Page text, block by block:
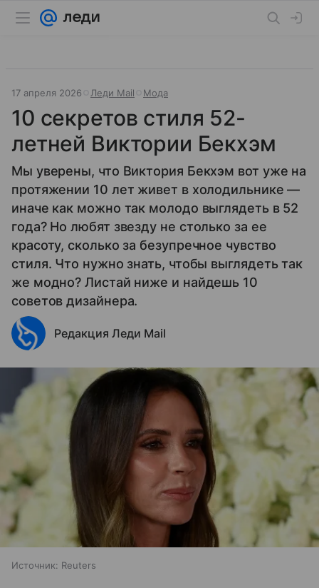
17 апреля 2026 Леди Mail Мода
10 секретов стиля 52-
летней Виктории Бекхэм
Мы уверены, что Виктория Бекхэм вот уже на
протяжении 10 лет живет в холодильнике —
иначе как можно так молодо выглядеть в 52
года? Но любят звезду не столько за ее
красоту, сколько за безупречное чувство
стиля. Что нужно знать, чтобы выглядеть так
же модно? Листай ниже и найдешь 10
советов дизайнера.
Редакция Леди Mail
Источник: Reuters